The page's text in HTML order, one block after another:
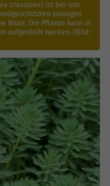
crassipes) ist bei uns
sonnigen
Blüte. Die Pflanze kann in
aufgestellt werden. (Bild: